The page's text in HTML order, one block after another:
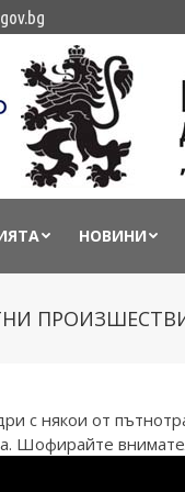
НОВИНИ
с някои от
Шофирайте